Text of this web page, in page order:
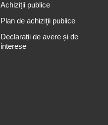
Achiziții publice
Plan de achiziţii publice
Declarații de avere și de
interese